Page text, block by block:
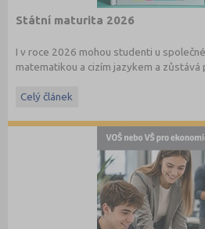
Státní maturita 2026
I v roce 2026 mohou studenti u
matematikou a cizím jazykem a zůstává
informacemi.
Celý článek